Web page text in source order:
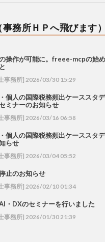
務所ＨＰへ飛びます）
操作が可能に。freee-mcpの始め
事務所] 2026/03/30 15:29
個人の国際税務頻出ケーススタデ
ミナーのお知らせ
事務所] 2026/03/16 06:58
個人の国際税務頻出ケーススタデ
らせ
事務所] 2026/03/04 05:52
止のお知らせ
事務所] 2026/02/10 01:34
・DXのセミナーを行いました
事務所] 2026/01/30 21:39